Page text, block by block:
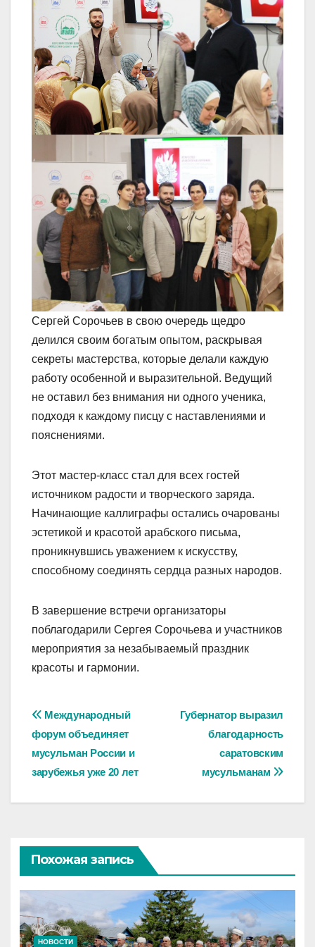
Сергей Сорочьев в свою очередь щедро
делился своим богатым опытом, раскрывая
секреты мастерства, которые делали каждую
работу особенной и выразительной. Ведущий
не оставил без внимания ни одного ученика,
подходя к каждому писцу с наставлениями и
пояснениями.
Этот мастер-класс стал для всех гостей
источником радости и творческого заряда.
Начинающие каллиграфы остались очарованы
эстетикой и красотой арабского письма,
проникнувшись уважением к искусству,
способному соединять сердца разных народов.
В завершение встречи организаторы
поблагодарили Сергея Сорочьева и участников
мероприятия за незабываемый праздник
красоты и гармонии.
Навигация
по
записям
Губернатор выразил
благодарность
саратовским
мусульманам
Международный
форум объединяет
мусульман России и
зарубежья уже 20 лет
Похожая запись
НОВОСТИ